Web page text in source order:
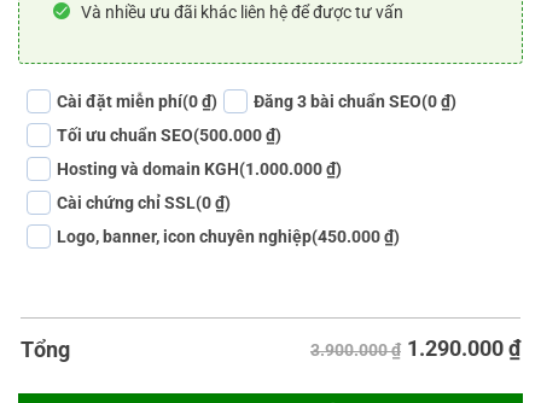
Và nhiều ưu đãi khác liên hệ để được tư vấn
Cài đặt miễn phí(0 ₫) Đăng 3 bài chuẩn SEO(0 ₫)
Tối ưu chuẩn SEO(500.000 ₫)
Hosting và domain KGH(1.000.000 ₫)
Cài chứng chỉ SSL(0 ₫)
Logo, banner, icon chuyên nghiệp(450.000 ₫)
Tổng 3.900.000 ₫ 1.290.000₫